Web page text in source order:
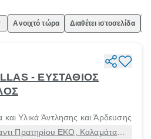
Ανοιχτό τώρα Διαθέτει ιστοσελίδα
- ΕΥΣΤΑΘΙΟΣ
Υλικά Άντλησης και Άρδευσης
Πρατηρίου ΕΚΟ, Καλαμάτα